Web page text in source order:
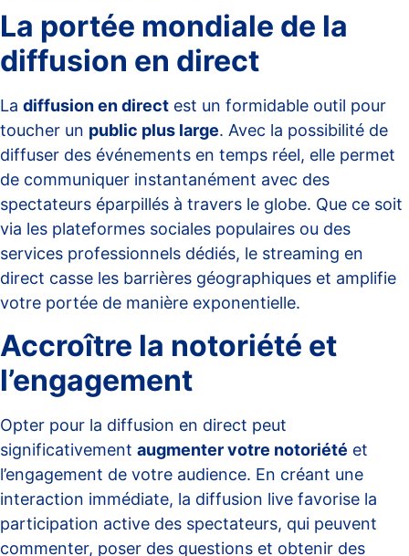
La portée mondiale de la
diffusion en direct
La diffusion en direct est un formidable outil pour
toucher un public plus large. Avec la possibilité de
diffuser des événements en temps réel, elle permet
de communiquer instantanément avec des
spectateurs éparpillés à travers le globe. Que ce soit
via les plateformes sociales populaires ou des
services professionnels dédiés, le streaming en
direct casse les barrières géographiques et amplifie
votre portée de manière exponentielle.
Accroître la notoriété et
l’engagement
Opter pour la diffusion en direct peut
significativement augmenter votre notoriété et
l’engagement de votre audience. En créant une
interaction immédiate, la diffusion live favorise la
participation active des spectateurs, qui peuvent
commenter, poser des questions et obtenir des